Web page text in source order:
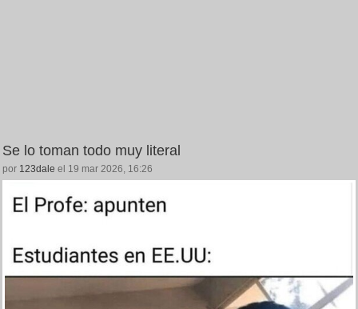
Se lo toman todo muy literal
por 123dale el 19 mar 2026, 16:26